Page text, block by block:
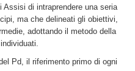
di intraprendere una seria
ma che delineati gli obiettivi,
adottando il metodo della
Pd, il riferimento primo di ogni